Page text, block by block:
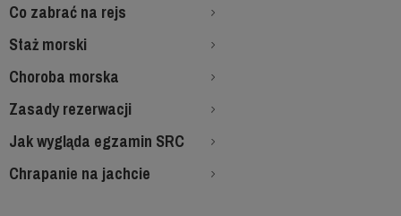
Co zabrać na rejs
Staż morski
Choroba morska
Zasady rezerwacji
Jak wygląda egzamin SRC
Chrapanie na jachcie